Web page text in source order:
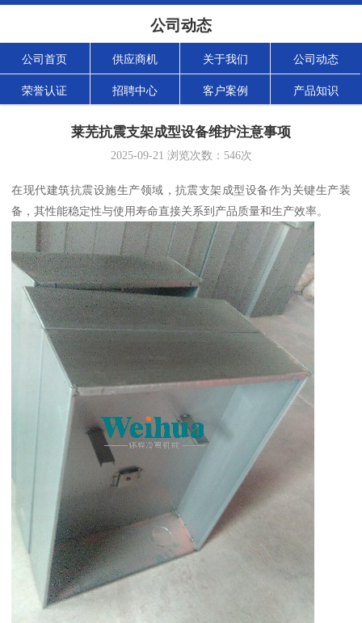
公司动态
公司首页 供应商机 关于我们 公司动态
荣誉认证 招聘中心 客户案例 产品知识
莱芜抗震支架成型设备维护注意事项
2025-09-21 浏览次数： 546次
在现代建筑抗震设施生产领域，抗震支架成型设备作为关键生产装
备，其性能稳定性与使用寿命直接关系到产品质量和生产效率。